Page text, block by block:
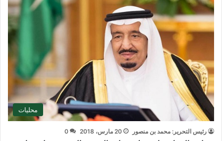
محليات
رئيس التحرير: محمد بن منصور 20 مارس، 2018 0